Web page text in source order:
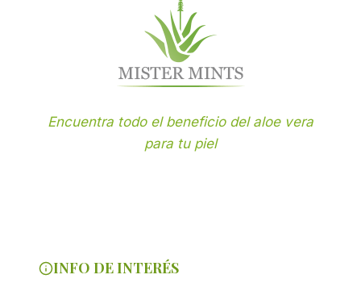
Encuentra todo el beneficio del aloe vera
para tu piel
INFO DE INTERÉS